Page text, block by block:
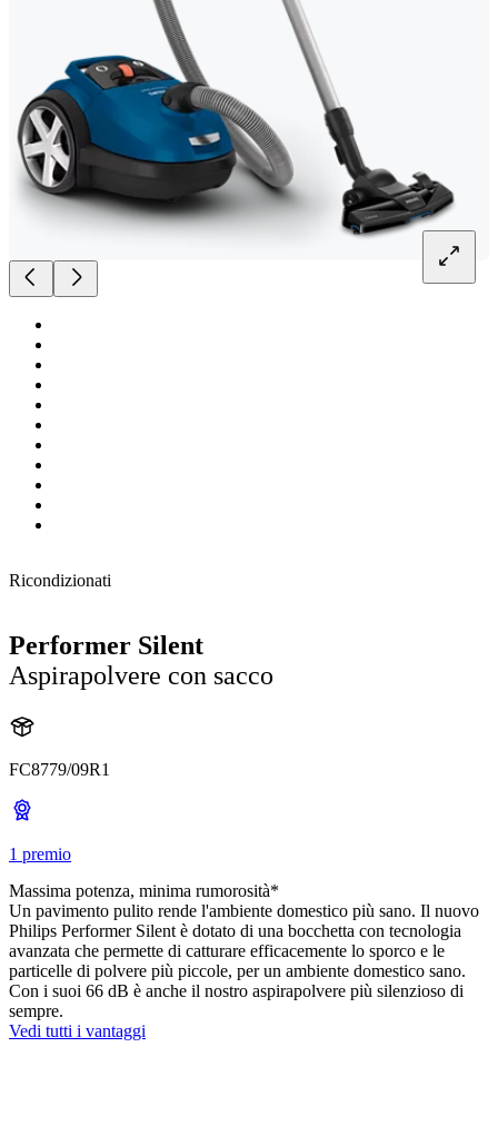
Ricondizionati
Performer Silent
Aspirapolvere con sacco
FC8779/09R1
1 premio
Massima potenza, minima rumorosità*
Un pavimento pulito rende l'ambiente domestico più sano. Il nuovo
Philips Performer Silent è dotato di una bocchetta con tecnologia
avanzata che permette di catturare efficacemente lo sporco e le
particelle di polvere più piccole, per un ambiente domestico sano.
Con i suoi 66 dB è anche il nostro aspirapolvere più silenzioso di
sempre.
Vedi tutti i vantaggi